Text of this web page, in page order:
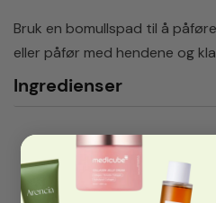
Bruk en bomullspad til å
eller påfør med hendene og
Ingredienser